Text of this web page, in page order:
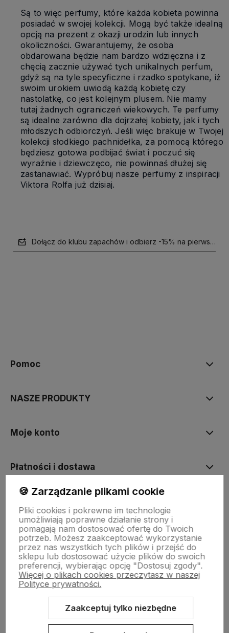
Są to więc perfumy, które każda kobieta powinna
posiadać w swojej kolekcji. Mogą być także idealną
opcją na prezent z okazji urodzin lub innych
okoliczności. Gwarantujemy, że osoba
obdarowana będzie nam bardzo wdzięczna i z
chęcią zacznie używać tych unikalnych perfum,
gdyż są na tyle specyficzne i rzadko spotykane, iż
swoim urokiem uwiodą każdą kobietę czy
nastolatkę, co jest kolejnym plusem. Nie mamy
tutaj żadnych ograniczeń wiekowych. Te perfumy
są idealne zarówno dla dojrzałej kobiety, jak i tych
młodszych odbiorczyń. Jeśli więc brakuje w Twojej
kolekcji słodkiego pachnidełka, za pomocą którego
będziesz gotowa podbijać świat i poczuć się
wyraźnie i dziewczęco, nie powinnaś dłużej się
zastanawiać. Wypróbuj nasze perfumy z inspiracji
Viktora Rolfa już dzisiaj.
Dołącz do klubu zapachów i odbierz -15% na pierwsze
Pomoc
NASZE PRODUKTY
Moje konto
Płatności i dostawa
O nas
Sklep internetowy Shoper.pl Szablon Shoper Modern 3.0™
GrowCommerce
🍪 Zarządzanie plikami cookie
Pliki cookies i pokrewne im technologie
umożliwiają poprawne działanie strony i
pomagają nam dostosować ofertę do Twoich
potrzeb. Możesz zaakceptować wykorzystanie
przez nas wszystkich tych plików i przejść do
sklepu lub dostosować użycie plików do swoich
preferencji, wybierając opcję "Dostosuj zgody".
Więcej o plikach cookies przeczytasz w naszej
Polityce prywatności.
Zaakceptuj tylko niezbędne